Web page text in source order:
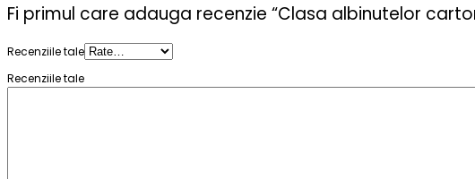
Fi primul care adauga recenzie “Clasa albinutelor
Recenziile tale
Recenziile tale